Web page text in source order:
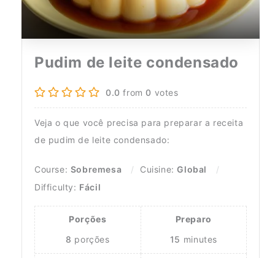
Pudim de leite condensado
0.0 from 0 votes
Veja o que você precisa para preparar a receita
de pudim de leite condensado:
Course: Sobremesa Cuisine:Global
Difficulty: Fácil
Porções
8 porções
Preparo
15 minutes